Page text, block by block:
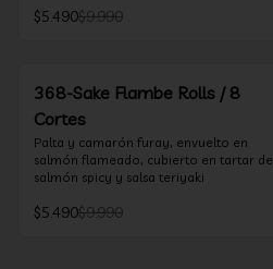
$5.490$9.990
368-Sake Flambe Rolls / 8
Cortes
Palta y camarón furay, envuelto en
salmón flameado, cubierto en tartar de
salmón spicy y salsa teriyaki
$5.490$9.990